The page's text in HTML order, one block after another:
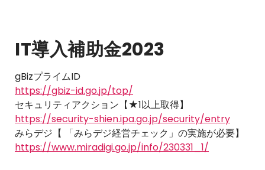
IT導入補助金2023
gBizプライムID
https://gbiz-id.go.jp/top/
セキュリティアクション【★1以上取得】
https://security-shien.ipa.go.jp/security/entry
みらデジ【 「みらデジ経営チェック」の実施が必要】
https://www.miradigi.go.jp/info/230331_1/